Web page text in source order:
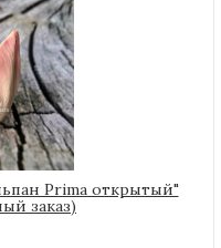
Prima открытый"
заказ)